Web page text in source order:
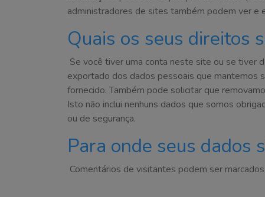
administradores de sites também podem ver e
Quais os seus direitos
Se você tiver uma conta neste site ou se tiver
exportado dos dados pessoais que mantemos
fornecido. Também pode solicitar que
Isto não inclui nenhuns dados que somos
ou de segurança.
Para onde seus dados
Comentários de visitantes podem ser